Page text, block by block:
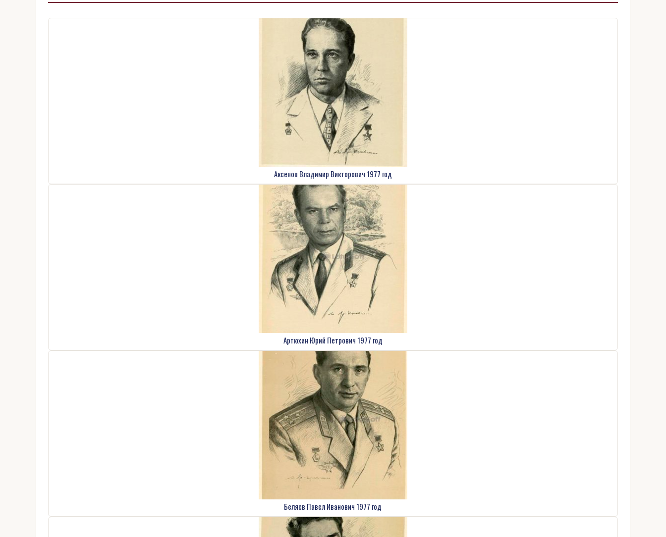
Аксенов Владимир Викторович 1977 год
Артюхин Юрий Петрович 1977 год
Беляев Павел Иванович 1977 год